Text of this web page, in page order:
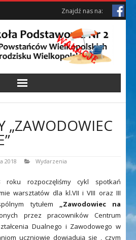
Znajdź nas na:
„ZAWODOWIEC
2018 Wydarzenia
roku rozpoczęliśmy cykl spotkań
warsztatów dla kl.VII i VIII oraz III
tytułem „Zawodowiec na
przez pracowników Centrum
Dualnego i Zawodowego w
uczniowie dowiadują się , czym